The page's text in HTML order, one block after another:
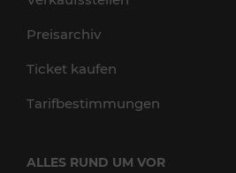
Preisarchiv
Ticket kaufen
Tarifbestimmungen
ALLES RUND UM VOR